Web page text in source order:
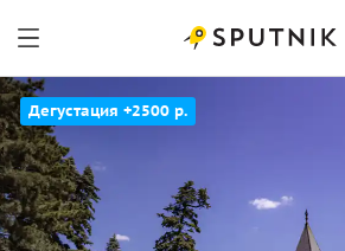
Дегустация +2500 р.